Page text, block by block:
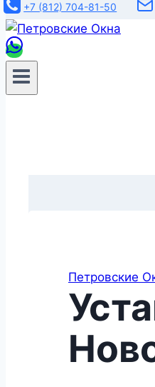
+7 (812) 704-81-50
Петровские